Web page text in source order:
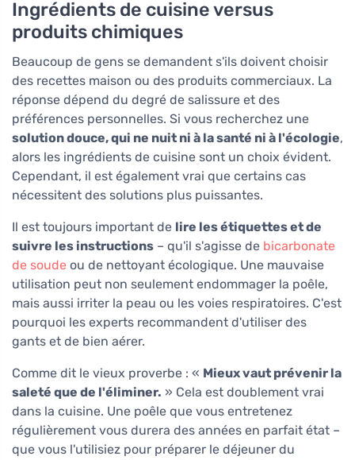
Ingrédients de cuisine versus
produits chimiques
Beaucoup de gens se demandent s'ils doivent choisir
des recettes maison ou des produits commerciaux. La
réponse dépend du degré de salissure et des
préférences personnelles. Si vous recherchez une
solution douce, qui ne nuit ni à la santé ni à l'écologie,
alors les ingrédients de cuisine sont un choix évident.
Cependant, il est également vrai que certains cas
nécessitent des solutions plus puissantes.
Il est toujours important de lire les étiquettes et de
suivre les instructions – qu'il s'agisse de bicarbonate
de soude ou de nettoyant écologique. Une mauvaise
utilisation peut non seulement endommager la poêle,
mais aussi irriter la peau ou les voies respiratoires. C'est
pourquoi les experts recommandent d'utiliser des
gants et de bien aérer.
Comme dit le vieux proverbe : « Mieux vaut prévenir la
saleté que de l'éliminer. » Cela est doublement vrai
dans la cuisine. Une poêle que vous entretenez
régulièrement vous durera des années en parfait état –
que vous l'utilisiez pour préparer le déjeuner du